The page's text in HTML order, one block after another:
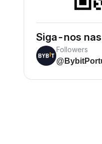
Siga-nos
Followers